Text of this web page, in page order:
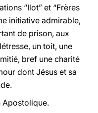
“Ilot” et “Frères
initiative admirable,
de prison, aux
un toit, une
bref une charité
dont Jésus et sa
Apostolique.